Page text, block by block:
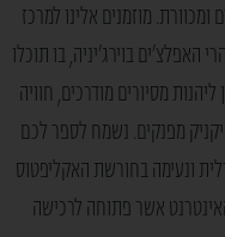
מוזמנים אלינו למרכז
בוירג’יניה, בו תוכלו
מסיורים מודרכים, חוויה
מפנקים. נשמח לספר לכם
ונעימה בחורשת האקליפטוס
אשר פתוחה לרכישה